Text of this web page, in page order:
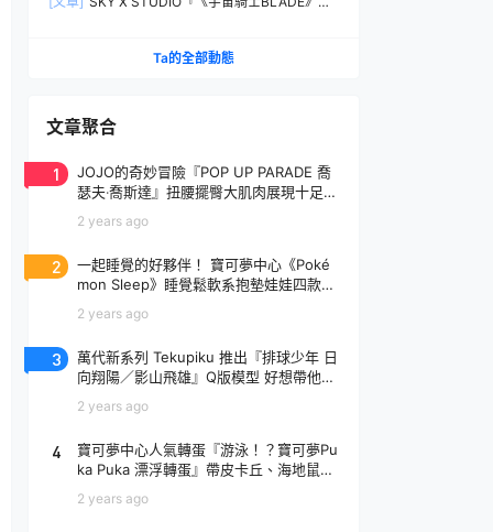
受到的龐大份量！
Ta的全部動態
文章聚合
1
JOJO的奇妙冒險『POP UP PARADE 喬
瑟夫‧喬斯達』扭腰擺臀大肌肉展現十足騷
2 years ago
2
一起睡覺的好夥伴！ 寶可夢中心《Poké
mon Sleep》睡覺鬆軟系抱墊娃娃四款登
2 years ago
3
萬代新系列 Tekupiku 推出『排球少年 日
向翔陽／影山飛雄』Q版模型 好想帶他出
2 years ago
4
寶可夢中心人氣轉蛋『游泳！？寶可夢Pu
ka Puka 漂浮轉蛋』帶皮卡丘、海地鼠去
2 years ago